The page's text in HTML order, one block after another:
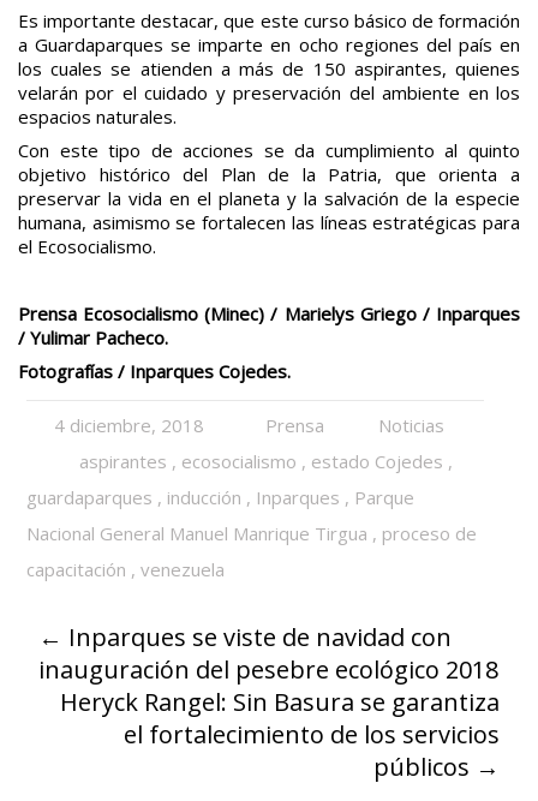
Es importante destacar, que este curso básico de formación
a Guardaparques se imparte en ocho regiones del país en
los cuales se atienden a más de 150 aspirantes, quienes
velarán por el cuidado y preservación del ambiente en los
espacios naturales.
Con este tipo de acciones se da cumplimiento al quinto
objetivo histórico del Plan de la Patria, que orienta a
preservar la vida en el planeta y la salvación de la especie
humana, asimismo se fortalecen las líneas estratégicas para
el Ecosocialismo.
Prensa Ecosocialismo (Minec) / Marielys Griego / Inparques
/ Yulimar Pacheco.
Fotografías / Inparques Cojedes.
4 diciembre, 2018 Prensa
Noticias
aspirantes , ecosocialismo , estado Cojedes ,
guardaparques , inducción , Inparques , Parque
Nacional General Manuel Manrique Tirgua , proceso de
capacitación ,venezuela
← Inparques se viste de navidad con
inauguración del pesebre ecológico 2018
Heryck Rangel: Sin Basura se garantiza
el fortalecimiento de los servicios
públicos →